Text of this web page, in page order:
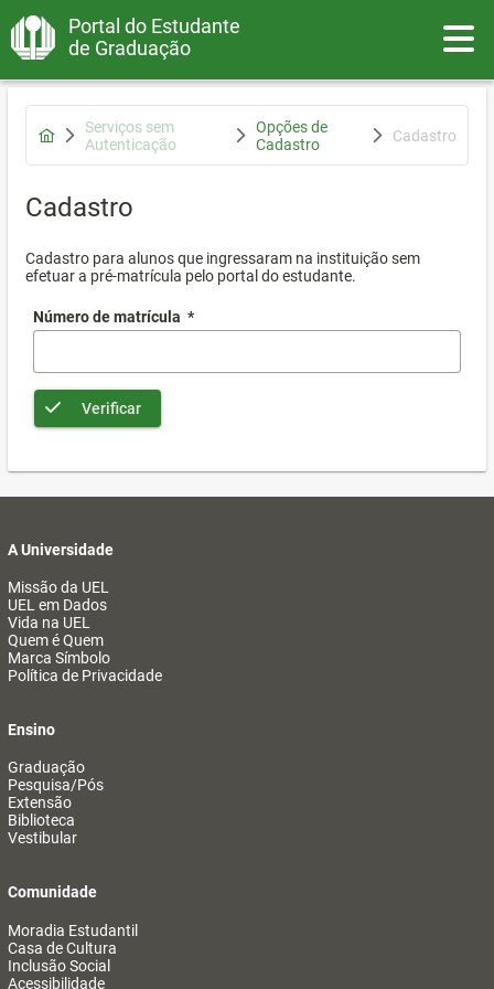
Portal do Estudante
de Graduação
Serviços sem
Autenticação
Opções de
Cadastro
Cadastro
Cadastro
Cadastro para alunos que ingressaram na instituição sem
efetuar a pré-matrícula pelo portal do estudante.
Número de matrícula *
Verificar
A Universidade
Missão da UEL
UEL em Dados
Vida na UEL
Quem é Quem
Marca Símbolo
Política de Privacidade
Ensino
Graduação
Pesquisa/Pós
Extensão
Biblioteca
Vestibular
Comunidade
Moradia Estudantil
Casa de Cultura
Inclusão Social
Acessibilidade